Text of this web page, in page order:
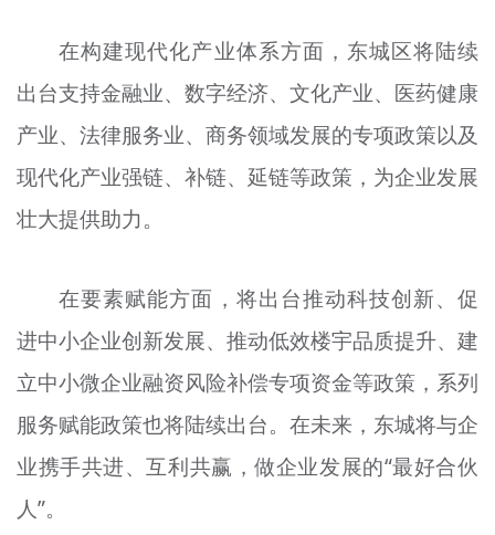
在构建现代化产业体系方面，东城区将陆续
出台支持金融业、数字经济、文化产业、医药健康
产业、法律服务业、商务领域发展的专项政策以及
现代化产业强链、补链、延链等政策，为企业发展
壮大提供助力。
在要素赋能方面，将出台推动科技创新、促
进中小企业创新发展、推动低效楼宇品质提升、建
立中小微企业融资风险补偿专项资金等政策，系列
服务赋能政策也将陆续出台。在未来，东城将与企
业携手共进、互利共赢，做企业发展的“最好合伙
人”。